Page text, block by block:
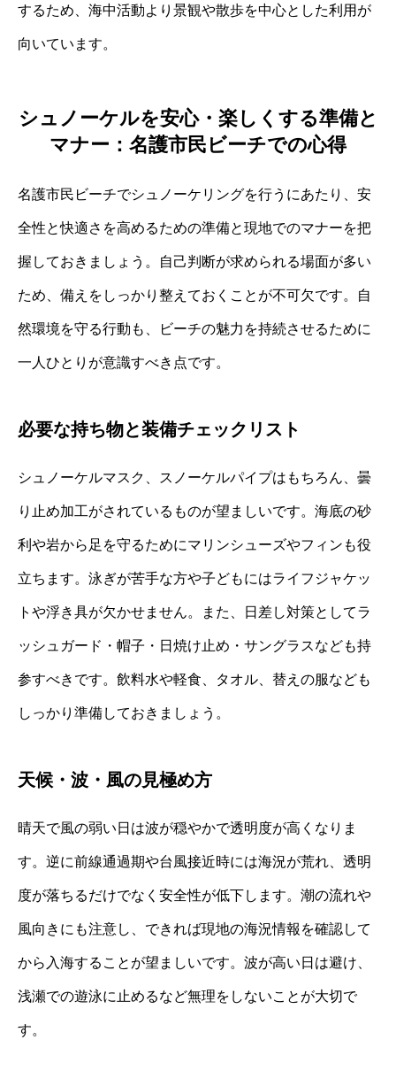
するため、海中活動より景観や散歩を中心とした利用が
向いています。
シュノーケルを安心・楽しくする準備と
マナー：名護市民ビーチでの心得
名護市民ビーチでシュノーケリングを行うにあたり、安
全性と快適さを高めるための準備と現地でのマナーを把
握しておきましょう。自己判断が求められる場面が多い
ため、備えをしっかり整えておくことが不可欠です。自
然環境を守る行動も、ビーチの魅力を持続させるために
一人ひとりが意識すべき点です。
必要な持ち物と装備チェックリスト
シュノーケルマスク、スノーケルパイプはもちろん、曇
り止め加工がされているものが望ましいです。海底の砂
利や岩から足を守るためにマリンシューズやフィンも役
立ちます。泳ぎが苦手な方や子どもにはライフジャケッ
トや浮き具が欠かせません。また、日差し対策としてラ
ッシュガード・帽子・日焼け止め・サングラスなども持
参すべきです。飲料水や軽食、タオル、替えの服なども
しっかり準備しておきましょう。
天候・波・風の見極め方
晴天で風の弱い日は波が穏やかで透明度が高くなりま
す。逆に前線通過期や台風接近時には海況が荒れ、透明
度が落ちるだけでなく安全性が低下します。潮の流れや
風向きにも注意し、できれば現地の海況情報を確認して
から入海することが望ましいです。波が高い日は避け、
浅瀬での遊泳に止めるなど無理をしないことが大切で
す。